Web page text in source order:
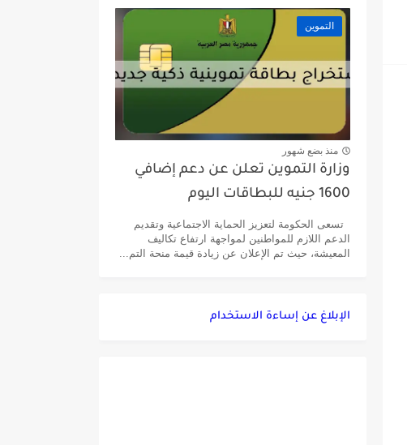
التموين
منذ بضع شهور
وزارة التموين تعلن عن دعم إضافي
1600 جنيه للبطاقات اليوم
تسعى الحكومة لتعزيز الحماية الاجتماعية وتقديم
الدعم اللازم للمواطنين لمواجهة ارتفاع تكاليف
المعيشة، حيث تم الإعلان عن زيادة قيمة منحة التم...
الإبلاغ عن إساءة الاستخدام